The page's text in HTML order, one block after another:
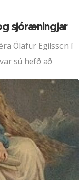
sjóræningjar
Ólafur Egilsson í
sú hefð að
messu lokinni og